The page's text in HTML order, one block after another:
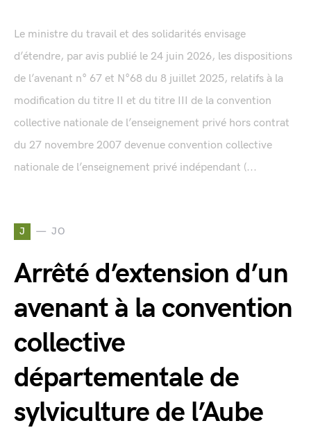
Le ministre du travail et des solidarités envisage
d’étendre, par avis publié le 24 juin 2026, les dispositions
de l’avenant n° 67 et N°68 du 8 juillet 2025, relatifs à la
modification du titre II et du titre III de la convention
collective nationale de l’enseignement privé hors contrat
du 27 novembre 2007 devenue convention collective
nationale de l’enseignement privé indépendant (...
J JO
Arrêté d’extension d’un
avenant à la convention
collective
départementale de
sylviculture de l’Aube